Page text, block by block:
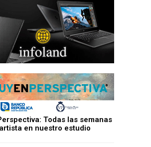
Todas las semanas
en nuestro estudio